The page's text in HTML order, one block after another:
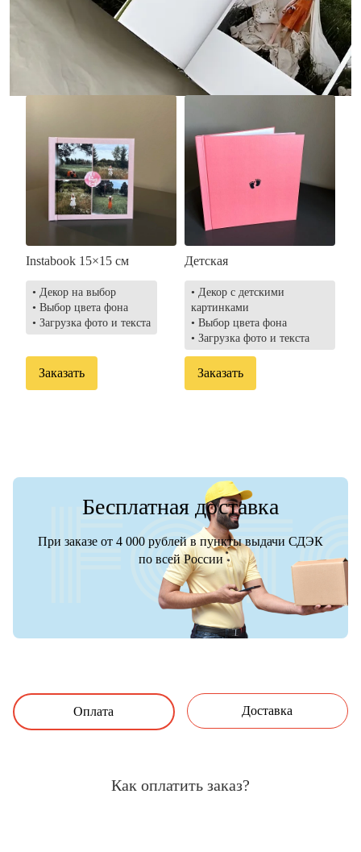
• Загрузка фото и текста
• Выбор цвета фона
• Загрузка фото и текста
Instabook 15×15 см
• Декор на выбор
• Выбор цвета фона
• Загрузка фото и текста
Заказать
Детская
• Декор с детскими
картинками
• Выбор цвета фона
• Загрузка фото и текста
Заказать
Бесплатная доставка
При заказе от 4 000 рублей в пункты выдачи СДЭК
по всей России
Оплата Доставка
Как оплатить заказ?